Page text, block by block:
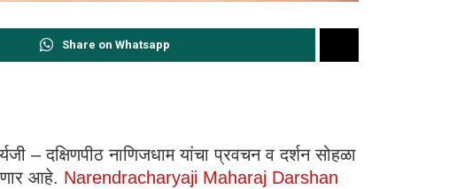
Share on Whatsapp
– दक्षिणपीठ नाणिजधाम यांचा प्रवचन व दर्शन सोहळा
आहे. Narendracharyaji Maharaj Darshan